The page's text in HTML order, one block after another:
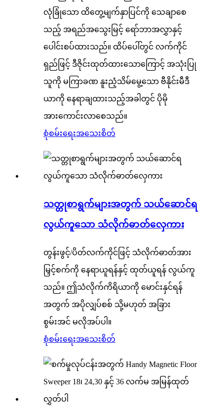
လုံခြုံသော ထိတွေ့မျက်နှာပြင်ကို သေချာစေ
သည့် အရည်အသွေးမြင့် ရော်ဘာအလွှာနှင့်
ပေါင်းစပ်ထားသည်။ ထိပ်ပေါ်တွင် လက်ကိုင်
ရှည်ဖြင့် ဒီဇိုင်းထုတ်ထားသောကြောင့် အသုံးပြု
သူကို မကြာခဏ နူးညံ့သိမ်မွေ့သော ဗီနိုင်းမီဒီ
ယာကို နေရာချထားသည့်အခါတွင် ပိုမို
အားကောင်းလာစေသည်။
စုံစမ်းရေးအသေးစိတ်
သတ္တုစာရွက်များအတွက် သယ်ဆောင်ရ
လွယ်ကူသော သံလိုက်ဓာတ်လှေကား
တွန်းဖွင့်/ပိတ်လက်ကိုင်ဖြင့် သံလိုက်ဓာတ်အား
မြှင့်စက်ကို နေရာယူရန်နှင့် ထုတ်ယူရန် လွယ်ကူ
သည်။ ဤသံလိုက်ကိရိယာကို မောင်းနှင်ရန်
အတွက် အပိုလျှပ်စစ် သို့မဟုတ် အခြား
စွမ်းအင် မလိုအပ်ပါ။
စုံစမ်းရေးအသေးစိတ်